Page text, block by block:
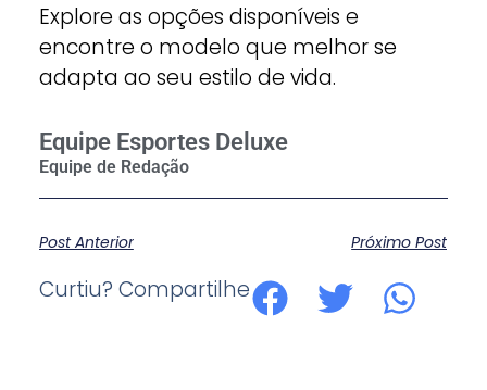
Explore as opções disponíveis e
encontre o modelo que melhor se
adapta ao seu estilo de vida.
Equipe Esportes Deluxe
Post Anterior Próximo Post
Curtiu? Compartilhe